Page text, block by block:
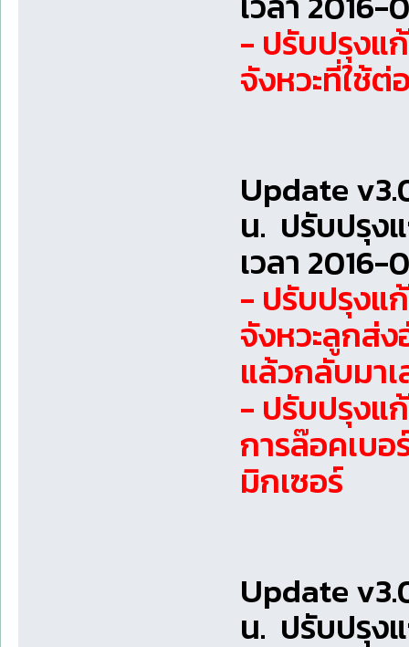
- ปรับปรุงแ
จังหวะที่ใช้
Update
น. ปรับปรุง
เวลา
- ปรับปรุงแ
จังหวะลูกส่
แล้วกลับมาเ
- ปรับปรุงแ
การล๊อคเบอ
มิกเซอร์
Update
น. ปรับปรุง